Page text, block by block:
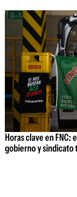
Horas clave en
gobierno y sindicato